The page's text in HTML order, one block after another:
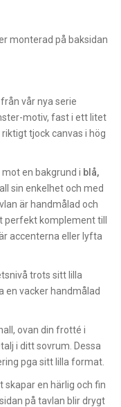
monterad på baksidan
vår nya serie
motiv, fast i ett litet
tjock canvas i hög
mot en bakgrund i blå,
sin enkelhet och med
är handmålad och
perfekt komplement till
accenterna eller lyfta
trots sitt lilla
en vacker handmålad
ovan din frotté i
i ditt sovrum. Dessa
pga sitt lilla format.
skapar en härlig och fin
på tavlan blir drygt